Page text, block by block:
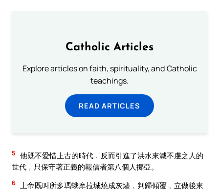
Catholic Articles
Explore articles on faith, spirituality, and Catholic
teachings.
READ ARTICLES
5 他既不愛惜上古的時代﹐反而引進了洪水來滅不虔之人的
世代﹐只保守著正義的報信者第八個人挪亞。
6 上帝既叫所多瑪蛾摩拉城燒成灰燼﹐判歸傾覆﹐立做後來